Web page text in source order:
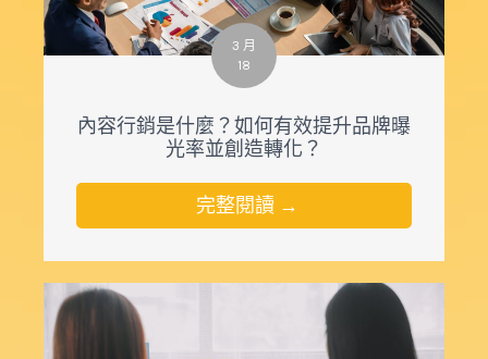
3 月
18
內容行銷是什麼？如何有效提升品牌曝
光率並創造轉化？
完整閱讀 →